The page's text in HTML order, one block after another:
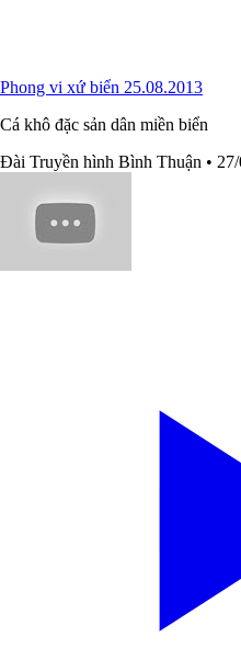
Phong vi xứ biển 25.08.2013
Cá khô đặc sản dân miền biển
Đài Truyền hình Bình Thuận •